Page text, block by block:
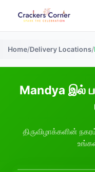
Home/Delivery Locations/
Mandya இல்
திருவிழாக்களின்